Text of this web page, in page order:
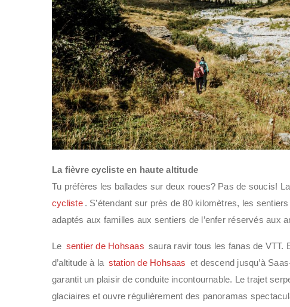
La fièvre cycliste en haute altitude
Tu préfères les ballades sur deux roues? Pas de soucis!
cycliste . S’étendant sur près de 80 kilomètres, les
adaptés aux familles aux sentiers de l’enfer réservés aux
Le sentier de Hohsaas saura ravir tous les fanas de VTT.
d’altitude à la station de Hohsaas et descend jusqu’à
garantit un plaisir de conduite incontournable. Le trajet
glaciaires et ouvre régulièrement des panoramas